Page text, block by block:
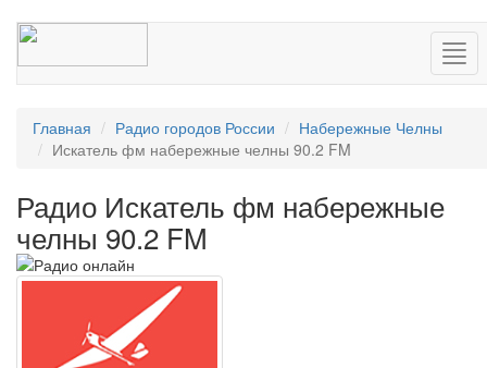
Главная Радио городов России
Набережные Челны
Искатель фм набережные челны 90.2 FM
Радио Искатель фм набережные
челны 90.2 FM